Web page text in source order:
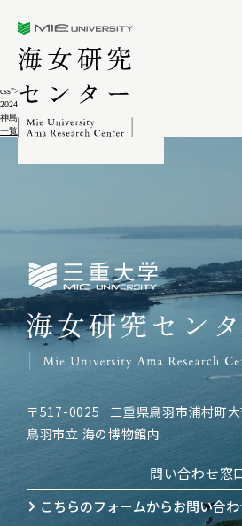
css">
2024.02.04
神島ゲーター祭1-5
一覧に戻る
〒517-0025
三重県鳥羽市浦村町
鳥羽市立 海の博物館内
問い合わせ窓
こちらのフォームからお問い合